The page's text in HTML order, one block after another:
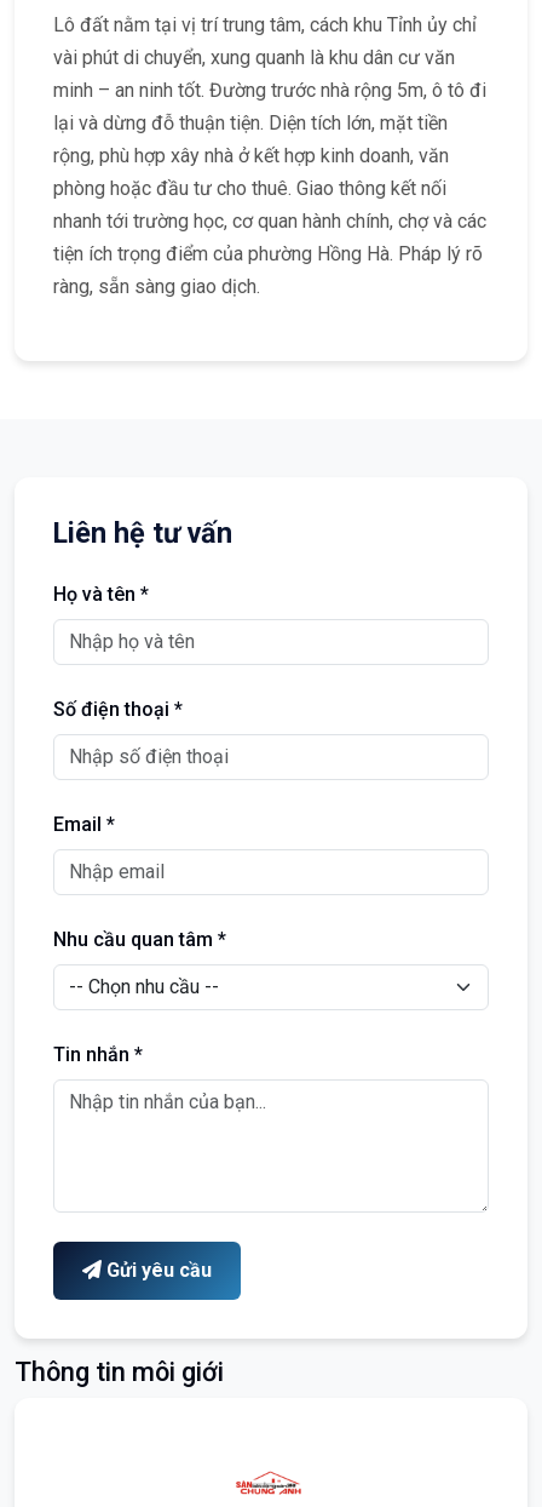
Lô đất nằm tại vị trí trung tâm, cách khu Tỉnh ủy chỉ
vài phút di chuyển, xung quanh là khu dân cư văn
minh – an ninh tốt. Đường trước nhà rộng 5m, ô tô đi
lại và dừng đỗ thuận tiện. Diện tích lớn, mặt tiền
rộng, phù hợp xây nhà ở kết hợp kinh doanh, văn
phòng hoặc đầu tư cho thuê. Giao thông kết nối
nhanh tới trường học, cơ quan hành chính, chợ và các
tiện ích trọng điểm của phường Hồng Hà. Pháp lý rõ
ràng, sẵn sàng giao dịch.
Liên hệ tư vấn
Họ và tên *
Số điện thoại *
Email *
Nhu cầu quan tâm *
Tin nhắn *
Gửi yêu cầu
Thông tin môi giới